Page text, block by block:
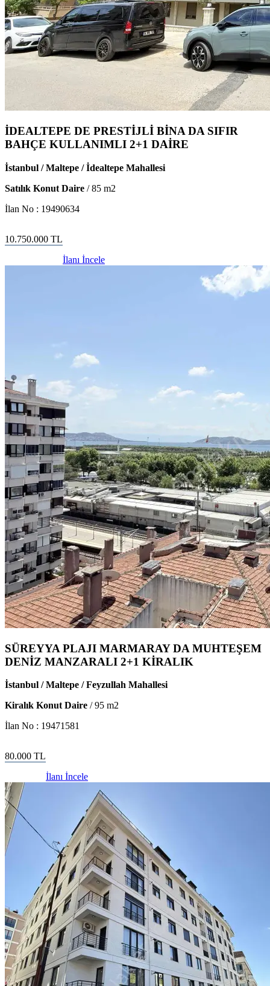
İDEALTEPE DE PRESTİJLİ BİNA DA SIFIR
BAHÇE KULLANIMLI 2+1 DAİRE
İstanbul / Maltepe / İdealtepe Mahallesi
Satılık Konut Daire /85 m2
İlan No : 19490634
10.750.000 TL
İlanı İncele
SÜREYYA PLAJI MARMARAY DA MUHTEŞEM
DENİZ MANZARALI 2+1 KİRALIK
İstanbul / Maltepe / Feyzullah Mahallesi
Kiralık Konut Daire /95 m2
İlan No : 19471581
80.000 TL
İlanı İncele